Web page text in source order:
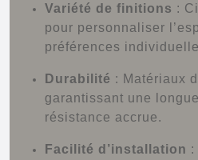
Variété de finitions :
pour personnaliser
préférences
Durabilité : Matériaux
garantissant une
résistance accrue.
Facilité d’installation :